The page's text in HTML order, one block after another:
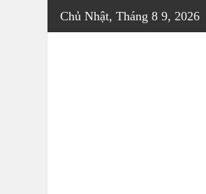
Skip
Chủ Nhật, Tháng 8 9, 2026